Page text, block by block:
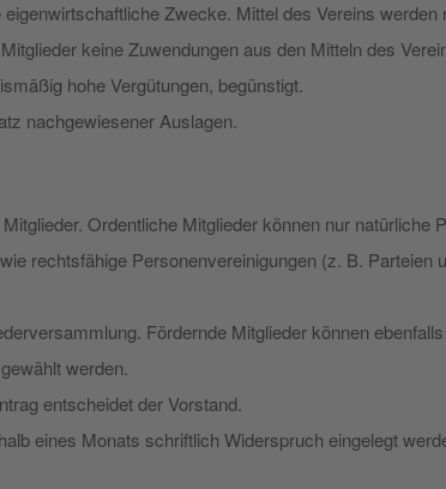
Zwecke. Mittel des Vereins
keine Zuwendungen aus den Mitteln des
hohe Vergütungen, begünstigt.
nachgewiesener Auslagen.
Ordentliche Mitglieder können nur natürliche
rechtsfähige Personenvereinigungen (z. B. Parteien
Fördernde Mitglieder können
werden.
entscheidet der Vorstand.
eines Monats schriftlich Widerspruch eingelegt